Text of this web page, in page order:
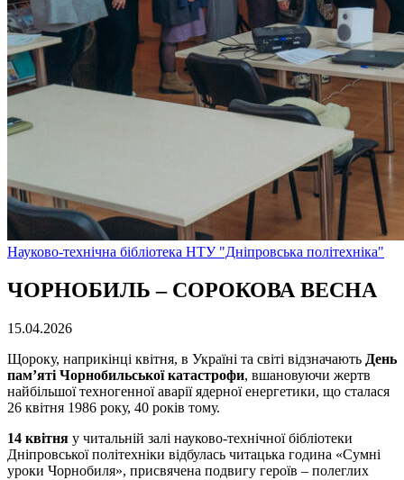
Науково-технічна бібліотека НТУ "Дніпровська політехніка"
ЧОРНОБИЛЬ – СОРОКОВА ВЕСНА
15.04.2026
Щороку, наприкінці квітня, в Україні та світі відзначають День
пам’яті Чорнобильської катастрофи, вшановуючи жертв
найбільшої техногенної аварії ядерної енергетики, що сталася
26 квітня 1986 року, 40 років тому.
14 квітня у читальній залі науково-технічної бібліотеки
Дніпровської політехніки відбулась читацька година «Cумні
уроки Чорнобиля», присвячена подвигу героїв – полеглих